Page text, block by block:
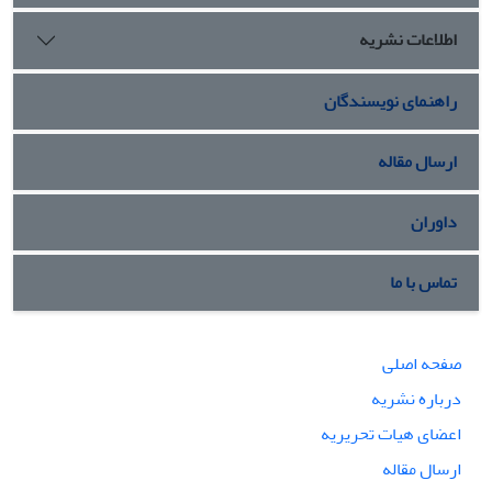
استفاده شده است
اطلاعات نشریه
راهنمای نویسندگان
ارسال مقاله
داوران
تماس با ما
صفحه اصلی
درباره نشریه
اعضای هیات تحریریه
ارسال مقاله